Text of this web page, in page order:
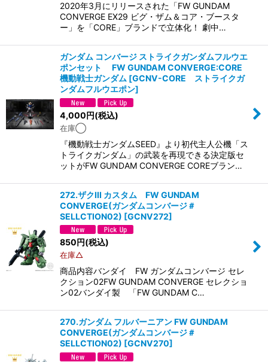
2020年3月にリリースされた「FW GUNDAM
CONVERGE EX29 ビグ・ザム＆コア・ブースタ
ー」を「CORE」ブランドで立体化！ 劇中…
ガンダム コンバージ ストライクガンダムフルウエ
ポンセット FW GUNDAM CONVERGE:CORE
機動戦士ガンダム [GCNV-CORE ストライクガ
ンダムフルウエポン]
4,000円(税込)
在庫◯
『機動戦士ガンダムSEED』より初代主人公機「ス
トライクガンダム」の武装を再現できる決定版セ
ットがFW GUNDAM CONVERGE COREブラン…
272.ザクIII カスタム FW GUNDAM
CONVERGE(ガンダムコンバージ＃
SELLCTION02) [GCNV272]
850円(税込)
在庫△
商品内容バンダイ FW ガンダムコンバージ セレ
クション02FW GUNDAM CONVERGE セレクショ
ン02バンダイ製 「FW GUNDAM C…
270.ガンダム フルバーニアン FW GUNDAM
CONVERGE(ガンダムコンバージ＃
SELLCTION02) [GCNV270]